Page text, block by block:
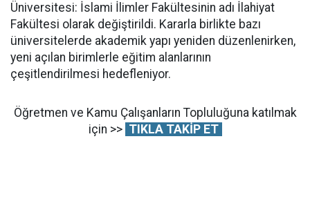
Üniversitesi: İslami İlimler Fakültesinin adı İlahiyat
Fakültesi olarak değiştirildi. Kararla birlikte bazı
üniversitelerde akademik yapı yeniden düzenlenirken,
yeni açılan birimlerle eğitim alanlarının
çeşitlendirilmesi hedefleniyor.
Öğretmen ve Kamu Çalışanların Topluluğuna katılmak
için >> TIKLA TAKİP ET